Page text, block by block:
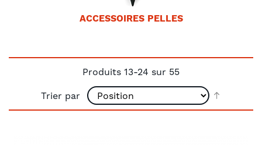
ACCESSOIRES PELLES
Produits 13-24 sur 55
Trier par